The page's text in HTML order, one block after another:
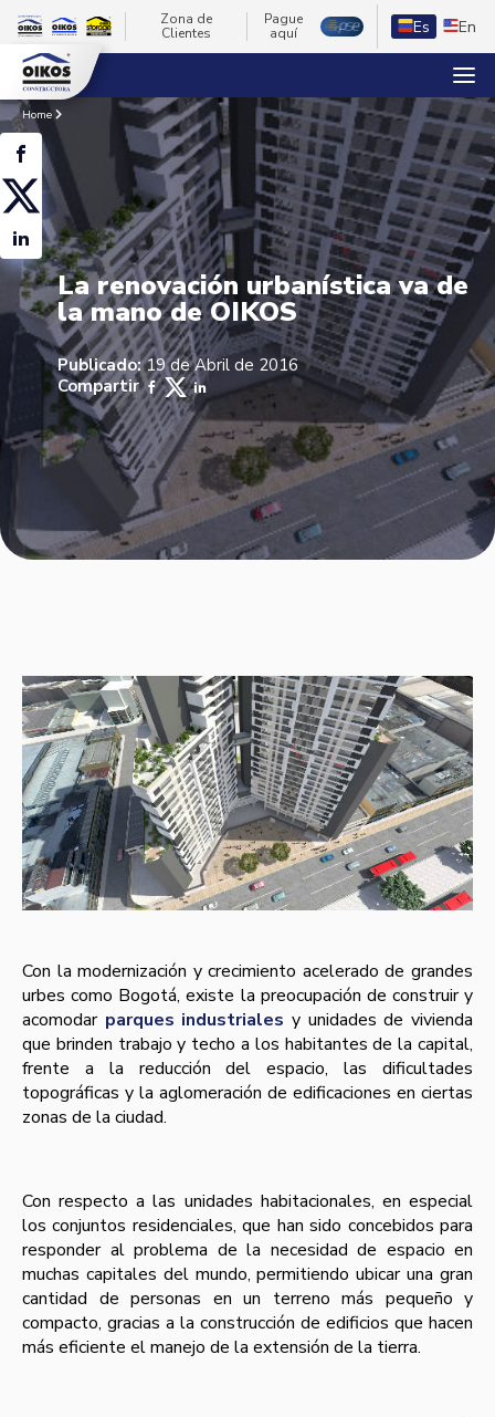
Zona de
Clientes
Pague
aquí
Es En
Home
La renovación urbanística va de
la mano de OIKOS
Publicado:19 de Abril de 2016
Compartir
Con la modernización y crecimiento acelerado de grandes
urbes como Bogotá, existe la preocupación de construir y
acomodar parques industriales y unidades de vivienda
que brinden trabajo y techo a los habitantes de la capital,
frente a la reducción del espacio, las dificultades
topográficas y la aglomeración de edificaciones en ciertas
zonas de la ciudad.
Con respecto a las unidades habitacionales, en especial
los conjuntos residenciales, que han sido concebidos para
responder al problema de la necesidad de espacio en
muchas capitales del mundo, permitiendo ubicar una gran
cantidad de personas en un terreno más pequeño y
compacto, gracias a la construcción de edificios que hacen
más eficiente el manejo de la extensión de la tierra.